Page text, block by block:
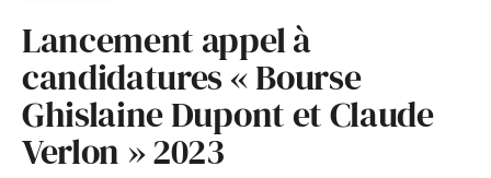
Lancement appel à
candidatures « Bourse
Ghislaine Dupont et Claude
Verlon » 2023